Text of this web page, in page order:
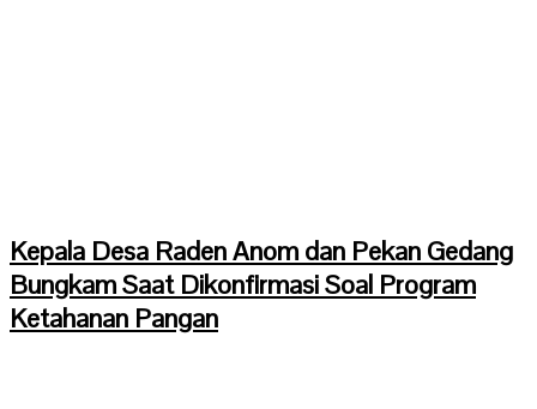
Kepala Desa Raden Anom dan Pekan Gedang
Bungkam Saat Dikonfirmasi Soal Program
Ketahanan Pangan